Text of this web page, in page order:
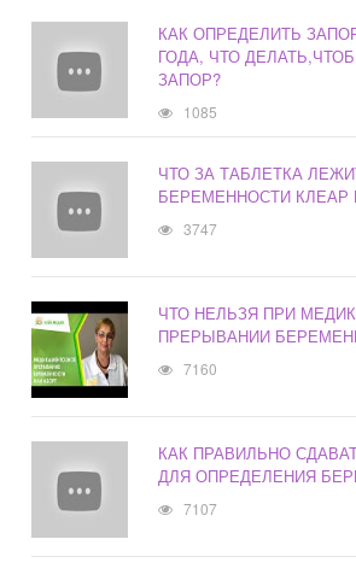
КАК ОПРЕДЕЛИТЬ
ГОДА, ЧТО
ЗАПОР?
1085
ЧТО ЗА ТАБЛЕТКА
БЕРЕМЕННОСТИ
3747
ЧТО НЕЛЬЗЯ ПРИ
ПРЕРЫВАНИИ
7160
КАК ПРАВИЛЬНО
ДЛЯ ОПРЕДЕЛЕНИЯ
7107